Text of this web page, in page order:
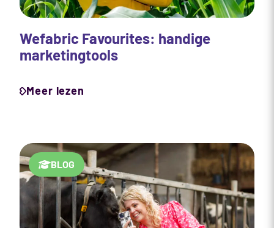
Wefabric Favourites: handige
marketingtools
Meer lezen
BLOG